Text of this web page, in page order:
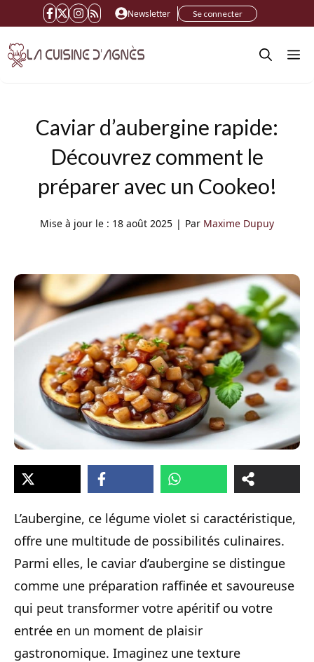
contenu
Newsletter Se connecter
Caviar d’aubergine rapide:
Découvrez comment le
préparer avec un Cookeo!
Mise à jour le : 18 août 2025 | Par Maxime Dupuy
L’aubergine, ce légume violet si caractéristique,
offre une multitude de possibilités culinaires.
Parmi elles, le caviar d’aubergine se distingue
comme une préparation raffinée et savoureuse
qui peut transformer votre apéritif ou votre
entrée en un moment de plaisir
gastronomique. Imaginez une texture